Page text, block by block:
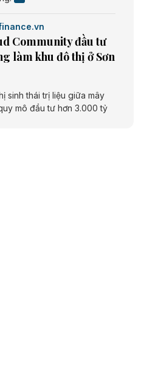
Community đầu tư
làm khu đô thị ở Sơn
sinh thái trị liệu giữa mây
mô đầu tư hơn 3.000 tỷ